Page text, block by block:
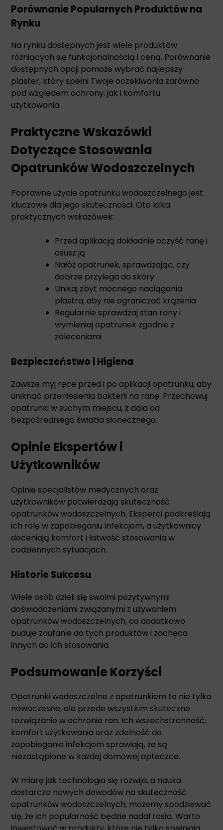
Porównanie Popularnych Produktów na
Rynku
Na rynku dostępnych jest wiele produktów
różniących się funkcjonalnością i ceną. Porównanie
dostępnych opcji pomoże wybrać najlepszy
plaster, który spełni Twoje oczekiwania zarówno
pod względem ochrony, jak i komfortu
użytkowania.
Praktyczne Wskazówki
Dotyczące Stosowania
Opatrunków Wodoszczelnych
Poprawne użycie opatrunku wodoszczelnego jest
kluczowe dla jego skuteczności. Oto kilka
praktycznych wskazówek:
Przed aplikacją dokładnie oczyść ranę i
osusz ją
Nałóż opatrunek, sprawdzając, czy
dobrze przylega do skóry
Unikaj zbyt mocnego naciągania
plastra, aby nie ograniczać krążenia
Regularnie sprawdzaj stan rany i
wymieniaj opatrunek zgodnie z
zaleceniami
Bezpieczeństwo i Higiena
Zawsze myj ręce przed i po aplikacji opatrunku, aby
uniknąć przeniesienia bakterii na ranę. Przechowuj
opatrunki w suchym miejscu, z dala od
bezpośredniego światła słonecznego.
Opinie Ekspertów i
Użytkowników
Opinie specjalistów medycznych oraz
użytkowników potwierdzają skuteczność
opatrunków wodoszczelnych. Eksperci podkreślają
ich rolę w zapobieganiu infekcjom, a użytkownicy
doceniają komfort i łatwość stosowania w
codziennych sytuacjach.
Historie Sukcesu
Wiele osób dzieli się swoimi pozytywnymi
doświadczeniami związanymi z używaniem
opatrunków wodoszczelnych, co dodatkowo
buduje zaufanie do tych produktów i zachęca
innych do ich stosowania.
Podsumowanie Korzyści
Opatrunki wodoszczelne z opatrunkiem to nie tylko
nowoczesne, ale przede wszystkim skuteczne
rozwiązanie w ochronie ran. Ich wszechstronność,
komfort użytkowania oraz zdolność do
zapobiegania infekcjom sprawiają, że są
niezastąpione w każdej domowej apteczce.
W miarę jak technologia się rozwija, a nauka
dostarcza nowych dowodów na skuteczność
opatrunków wodoszczelnych, możemy spodziewać
się, że ich popularność będzie nadal rosła. Warto